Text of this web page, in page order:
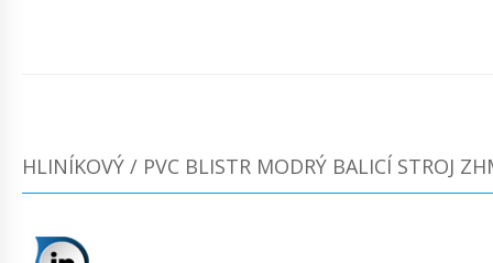
HLINÍKOVÝ / PVC BLISTR MODRÝ BALICÍ STROJ